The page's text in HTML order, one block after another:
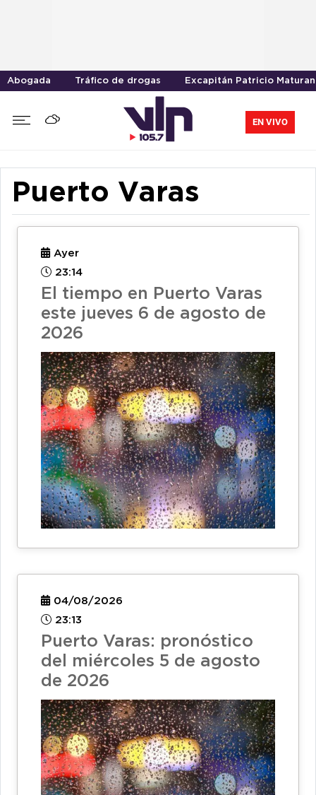
Abogada Tráfico de drogas Excapitán Patricio
EN VIVO
Puerto Varas
Ayer
23:14
El tiempo en Puerto Varas
este jueves 6 de agosto de
2026
04/08/2026
23:13
Puerto Varas: pronóstico
del miércoles 5 de agosto
de 2026